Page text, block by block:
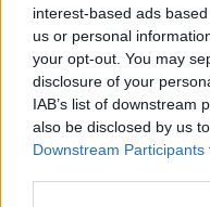
interest-based ads
us or personal
your opt-out. You may
disclosure of your
IAB’s list of downstream
also be disclosed by us
Downstream Participants
Här är
Fyrklövern i
grupp"
NÄRINGSLIV 10 oktober